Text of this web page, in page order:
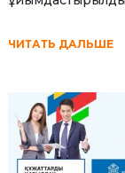
ЧИТАТЬ ДАЛЬШЕ